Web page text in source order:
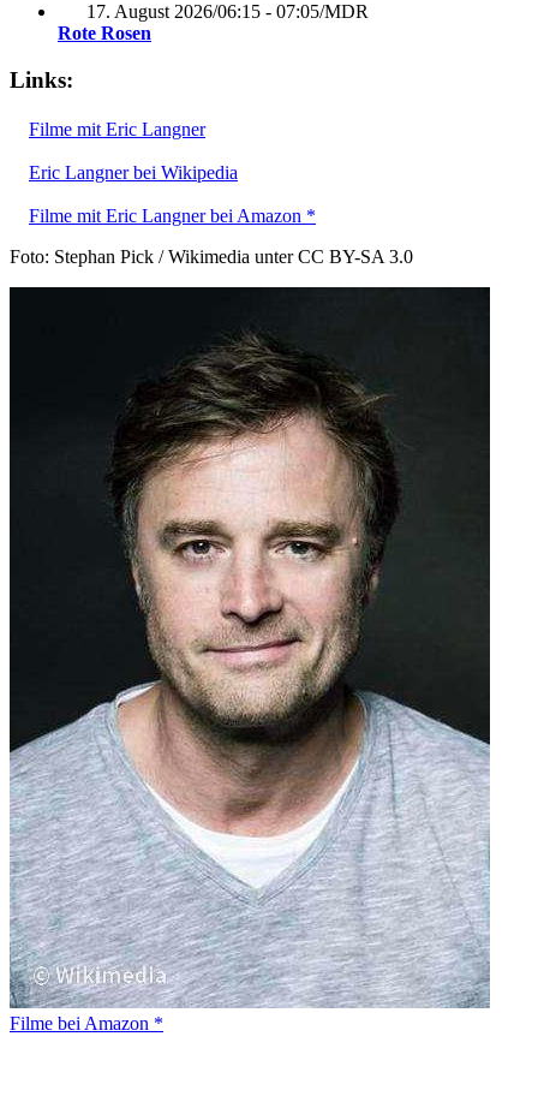
17. August 2026/06:15 - 07:05/MDR
Rote Rosen
Links:
Filme mit Eric Langner
Eric Langner bei Wikipedia
Filme mit Eric Langner bei Amazon *
Foto: Stephan Pick / Wikimedia unter CC BY-SA 3.0
Filme bei Amazon *